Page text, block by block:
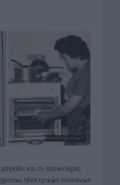
και οι παγωνιέρες
ηλεκτρικών συσκευών